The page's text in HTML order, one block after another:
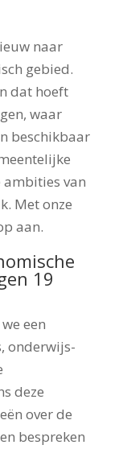
naar
gebied.
dat hoeft
waar
beschikbaar
van
Met onze
aan.
19
een
onderwijs-
deze
over de
bespreken